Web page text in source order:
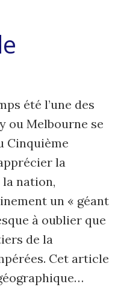
été l’une des
ou Melbourne se
Cinquième
la
nation,
un « géant
à oublier que
de la
Cet article